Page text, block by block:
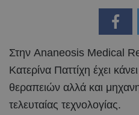
Στην Ananeosis Medical
Κατερίνα Παττίχη έχει
θεραπειών αλλά και
τελευταίας τεχνολογίας.